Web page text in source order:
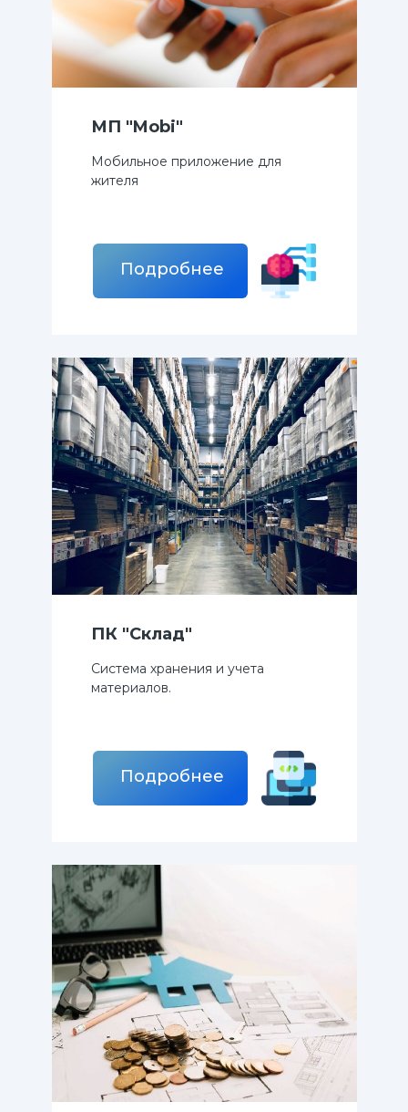
МП "Mobi"
Мобильное приложение для
жителя
Подробнее
ПК "Склад"
Система хранения и учета
материалов.
Подробнее